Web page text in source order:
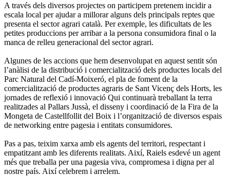
A través dels diversos projectes on participem pretenem incidir a
escala local per ajudar a millorar alguns dels principals reptes que
presenta el sector agrari català. Per exemple, les dificultats de les
petites produccions per arribar a la persona consumidora final o la
manca de relleu generacional del sector agrari.
Algunes de les accions que hem desenvolupat en aquest sentit són
l’anàlisi de la distribució i comercialització dels productes locals del
Parc Natural del Cadí-Moixeró, el pla de foment de la
comercialització de productes agraris de Sant Vicenç dels Horts, les
jornades de reflexió i innovació Qui continuarà treballant la terra
realitzades al Pallars Jussà, el disseny i coordinació de la Fira de la
Mongeta de Castellfollit del Boix i l’organització de diversos espais
de networking entre pagesia i entitats consumidores.
Pas a pas, teixim xarxa amb els agents del territori, respectant i
empatitzant amb les diferents realitats. Així, Raiels esdevé un agent
més que treballa per una pagesia viva, compromesa i digna per al
nostre país. Així celebrem i arrelem.